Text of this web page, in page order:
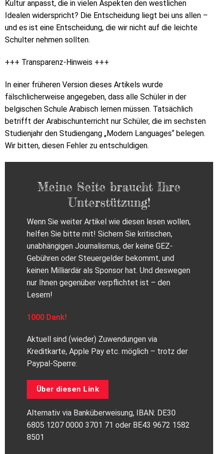
Kultur anpasst, die in vielen Aspekten den westlichen
Idealen widerspricht? Die Entscheidung liegt bei uns allen –
und es ist eine Entscheidung, die wir nicht auf die leichte
Schulter nehmen sollten.
+++ Transparenz-Hinweis +++
In einer früheren Version dieses Artikels wurde
fälschlicherweise angegeben, dass alle Schüler in der
belgischen Schule Arabisch lernen müssen. Tatsächlich
betrifft der Arabischunterricht nur Schüler, die im sechsten
Studienjahr den Studiengang „Modern Languages“ belegen.
Wir bitten, diesen Fehler zu entschuldigen.
Meine Seite braucht Ihre
Unterstützung!
Wenn Sie weiter Artikel wie diesen lesen wollen,
helfen Sie bitte mit! Sichern Sie kritischen,
unabhängigen Journalismus, der keine GEZ-
Gebühren oder Steuergelder bekommt, und
keinen Milliardär als Sponsor hat. Und deswegen
nur Ihnen gegenüber verpflichtet ist – den
Lesern!
1000 Dank!
Aktuell sind (wieder) Zuwendungen via
Kreditkarte, Apple Pay etc. möglich – trotz der
Paypal-Sperre:
Über diesen Link
Alternativ via Banküberweisung, IBAN: DE30
6805 1207 0000 3701 71 oder BE43 9672 1582
8501